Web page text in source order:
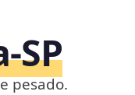
pesado.